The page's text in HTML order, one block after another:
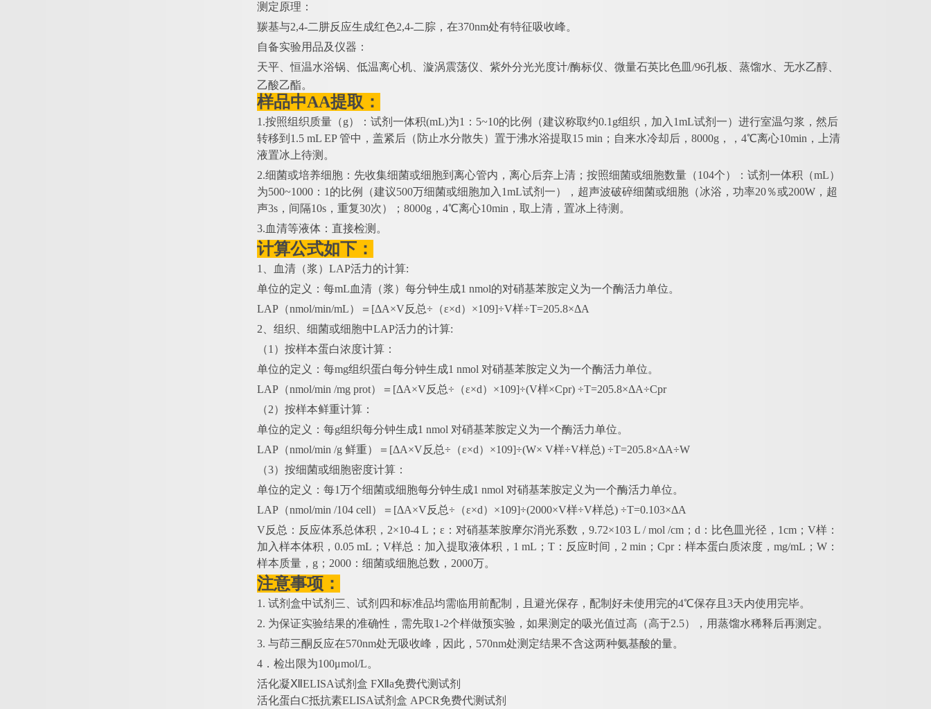
测定原理：
羰基与2,4-二肼反应生成红色2,4-二腙，在370nm处有特征吸收峰。
自备实验用品及仪器：
天平、恒温水浴锅、低温离心机、漩涡震荡仪、紫外分光光度计/酶标仪、微量石英比色皿/96孔板、蒸馏水、无水乙醇、
乙酸乙酯。
样品中AA提取：
1.按照组织质量（g）：试剂一体积(mL)为1：5~10的比例（建议称取约0.1g组织，加入1mL试剂一）进行室温匀浆，然后
转移到1.5 mL EP 管中，盖紧后（防止水分散失）置于沸水浴提取15 min；自来水冷却后，8000g，，4℃离心10min，上清
液置冰上待测。
2.细菌或培养细胞：先收集细菌或细胞到离心管内，离心后弃上清；按照细菌或细胞数量（104个）：试剂一体积（mL）
为500~1000：1的比例（建议500万细菌或细胞加入1mL试剂一），超声波破碎细菌或细胞（冰浴，功率20％或200W，超
声3s，间隔10s，重复30次）；8000g，4℃离心10min，取上清，置冰上待测。
3.血清等液体：直接检测。
计算公式如下：
1、血清（浆）LAP活力的计算:
单位的定义：每mL血清（浆）每分钟生成1 nmol的对硝基苯胺定义为一个酶活力单位。
LAP（nmol/min/mL）＝[ΔA×V反总÷（ε×d）×109]÷V样÷T=205.8×ΔA
2、组织、细菌或细胞中LAP活力的计算:
（1）按样本蛋白浓度计算：
单位的定义：每mg组织蛋白每分钟生成1 nmol 对硝基苯胺定义为一个酶活力单位。
LAP（nmol/min /mg prot）＝[ΔA×V反总÷（ε×d）×109]÷(V样×Cpr) ÷T=205.8×ΔA÷Cpr
（2）按样本鲜重计算：
单位的定义：每g组织每分钟生成1 nmol 对硝基苯胺定义为一个酶活力单位。
LAP（nmol/min /g 鲜重）＝[ΔA×V反总÷（ε×d）×109]÷(W× V样÷V样总) ÷T=205.8×ΔA÷W
（3）按细菌或细胞密度计算：
单位的定义：每1万个细菌或细胞每分钟生成1 nmol 对硝基苯胺定义为一个酶活力单位。
LAP（nmol/min /104 cell）＝[ΔA×V反总÷（ε×d）×109]÷(2000×V样÷V样总) ÷T=0.103×ΔA
V反总：反应体系总体积，2×10-4 L；ε：对硝基苯胺摩尔消光系数，9.72×103 L / mol /cm；d：比色皿光径，1cm；V样：
加入样本体积，0.05 mL；V样总：加入提取液体积，1 mL；T：反应时间，2 min；Cpr：样本蛋白质浓度，mg/mL；W：
样本质量，g；2000：细菌或细胞总数，2000万。
注意事项：
1. 试剂盒中试剂三、试剂四和标准品均需临用前配制，且避光保存，配制好未使用完的4℃保存且3天内使用完毕。
2. 为保证实验结果的准确性，需先取1-2个样做预实验，如果测定的吸光值过高（高于2.5），用蒸馏水稀释后再测定。
3. 与茚三酮反应在570nm处无吸收峰，因此，570nm处测定结果不含这两种氨基酸的量。
4．检出限为100μmol/L。
活化凝ⅫELISA试剂盒 FⅫa免费代测试剂
活化蛋白C抵抗素ELISA试剂盒 APCR免费代测试剂